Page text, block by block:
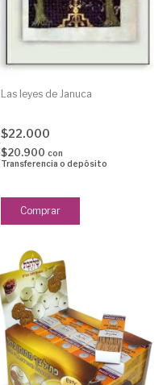
Las leyes de Januca
$22.000
$20.900 con
Transferencia o depósito